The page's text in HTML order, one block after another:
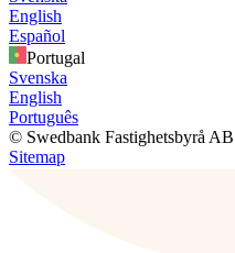
English
Español
Portugal
Svenska
English
Português
© Swedbank Fastighetsbyrå AB
Sitemap